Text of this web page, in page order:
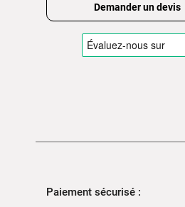
Demander un devis
Paiement sécurisé :